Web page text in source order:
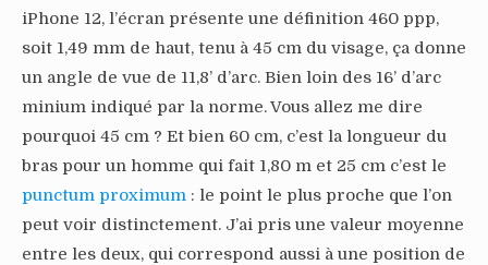
iPhone 12, l’écran présente une définition 460 ppp,
soit 1,49 mm de haut, tenu à 45 cm du visage, ça donne
un angle de vue de 11,8’ d’arc. Bien loin des 16’ d’arc
minium indiqué par la norme. Vous allez me dire
pourquoi 45 cm ? Et bien 60 cm, c’est la longueur du
bras pour un homme qui fait 1,80 m et 25 cm c’est le
punctum proximum : le point le plus proche que l’on
peut voir distinctement. J’ai pris une valeur moyenne
entre les deux, qui correspond aussi à une position de